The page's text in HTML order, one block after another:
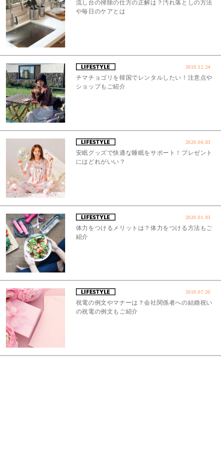
流し台の掃除の仕方の正解は？汚れ落としの方法
や毎日のケアとは
2019.12.24
チマチョゴリを韓国でレンタルしたい！注意点や
ショップもご紹介
2020.06.03
安眠グッズで快適な睡眠をサポート！プレゼント
にはどれがいい？
2020.01.03
体力をつけるメリットは？体力をつける方法もご
紹介
2019.07.20
祝電の例文やマナーは？会社関係者への結婚祝い
の祝電の例文もご紹介